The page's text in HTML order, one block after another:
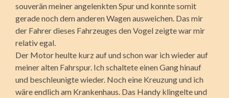
souverän meiner angelenkten Spur und konnte somit
gerade noch dem anderen Wagen ausweichen. Das mir
der Fahrer dieses Fahrzeuges den Vogel zeigte war mir
relativ egal.
Der Motor heulte kurz auf und schon war ich wieder auf
meiner alten Fahrspur. Ich schaltete einen Gang hinauf
und beschleunigte wieder. Noch eine Kreuzung und ich
wäre endlich am Krankenhaus. Das Handy klingelte und